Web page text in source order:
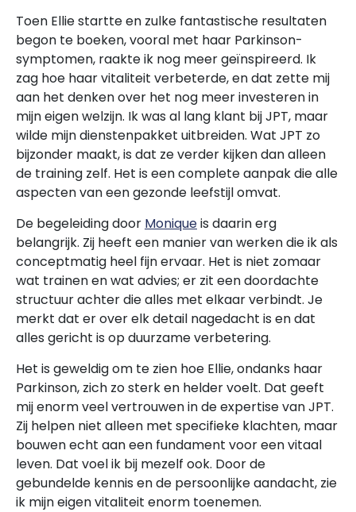
Toen Ellie startte en zulke fantastische resultaten
begon te boeken, vooral met haar Parkinson-
symptomen, raakte ik nog meer geïnspireerd. Ik
zag hoe haar vitaliteit verbeterde, en dat zette mij
aan het denken over het nog meer investeren in
mijn eigen welzijn. Ik was al lang klant bij JPT, maar
wilde mijn dienstenpakket uitbreiden. Wat JPT zo
bijzonder maakt, is dat ze verder kijken dan alleen
de training zelf. Het is een complete aanpak die alle
aspecten van een gezonde leefstijl omvat.
De begeleiding door Moniqueis daarin erg
belangrijk. Zij heeft een manier van werken die ik als
conceptmatig heel fijn ervaar. Het is niet zomaar
wat trainen en wat advies; er zit een doordachte
structuur achter die alles met elkaar verbindt. Je
merkt dat er over elk detail nagedacht is en dat
alles gericht is op duurzame verbetering.
Het is geweldig om te zien hoe Ellie, ondanks haar
Parkinson, zich zo sterk en helder voelt. Dat geeft
mij enorm veel vertrouwen in de expertise van JPT.
Zij helpen niet alleen met specifieke klachten, maar
bouwen echt aan een fundament voor een vitaal
leven. Dat voel ik bij mezelf ook. Door de
gebundelde kennis en de persoonlijke aandacht, zie
ik mijn eigen vitaliteit enorm toenemen.